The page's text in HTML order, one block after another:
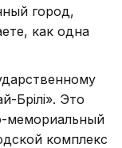
город,
как одна
Это
мемориальный
комплекс